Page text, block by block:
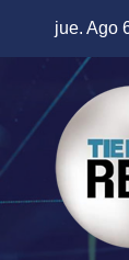
contenido
jue. Ago